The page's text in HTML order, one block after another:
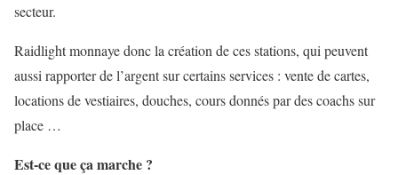
secteur.
Raidlight monnaye donc la création de ces stations, qui peuvent
aussi rapporter de l’argent sur certains services : vente de cartes,
locations de vestiaires, douches, cours donnés par des coachs sur
place …
Est-ce que ça marche ?